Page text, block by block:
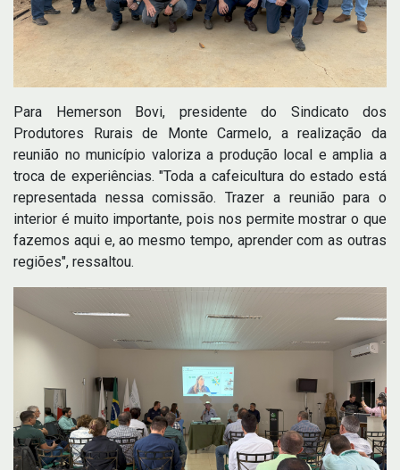
Para Hemerson Bovi, presidente do Sindicato dos
Produtores Rurais de Monte Carmelo, a realização da
reunião no município valoriza a produção local e amplia a
troca de experiências. "Toda a cafeicultura do estado está
representada nessa comissão. Trazer a reunião para o
interior é muito importante, pois nos permite mostrar o que
fazemos aqui e, ao mesmo tempo, aprender com as outras
regiões", ressaltou.